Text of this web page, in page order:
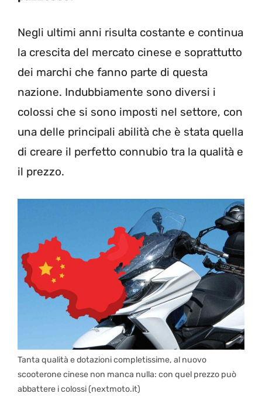
Negli ultimi anni risulta costante e continua
la crescita del mercato cinese e soprattutto
dei marchi che fanno parte di questa
nazione. Indubbiamente sono diversi i
colossi che si sono imposti nel settore, con
una delle principali abilità che è stata quella
di creare il perfetto connubio tra la qualità e
il prezzo.
Tanta qualità e dotazioni completissime, al nuovo
scooterone cinese non manca nulla: con quel prezzo può
abbattere i colossi (nextmoto.it)